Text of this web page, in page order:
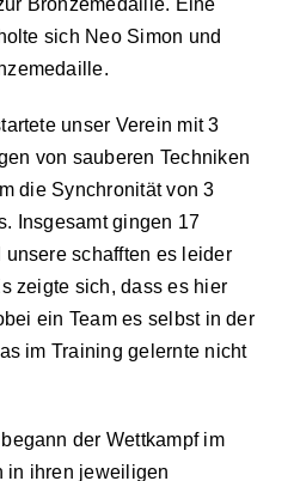
Bronzemedaille. Eine
sich Neo Simon und
unser Verein mit 3
von sauberen Techniken
die Synchronität von 3
Insgesamt gingen 17
unsere schafften es leider
zeigte sich, dass es hier
ein Team es selbst in der
im Training gelernte nicht
der Wettkampf im
in ihren jeweiligen